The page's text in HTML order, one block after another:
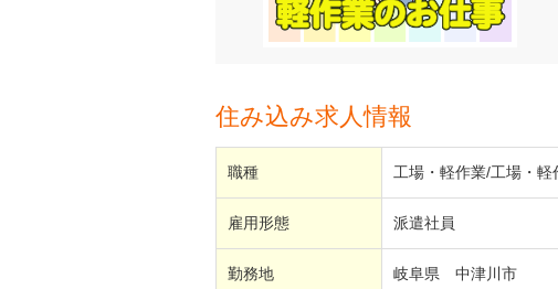
住み込み求人情報
職種 工場・軽作業/工場・軽
雇用形態 派遣社員
勤務地 岐阜県 中津川市